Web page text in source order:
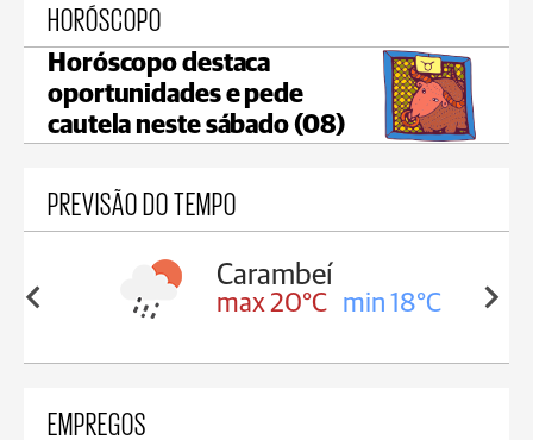
HORÓSCOPO
Horóscopo destaca
oportunidades e pede
cautela neste sábado (08)
PREVISÃO DO TEMPO
Carambeí
max 20°C min 18°C max
EMPREGOS